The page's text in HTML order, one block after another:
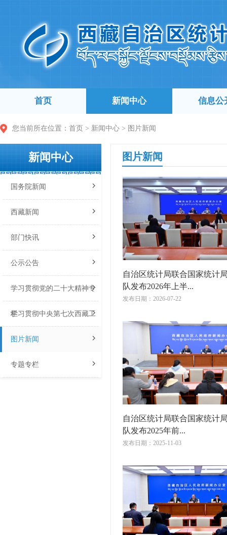
首页 新闻中心 信息公
您当前所在位置： 首页 > 新闻中心 > 图片新闻
新闻中心
国务院新闻
西藏新闻
部门快讯
公示公告
学习贯彻党的二十大精神专
栏
学习贯彻中央第七次西藏工
作座谈会专栏
图片新闻
专题专栏
图片新闻
自治区统计局联合国家统计
队发布2026年上半...
发布日期：2026-07-22
自治区统计局联合国家统计
队发布2025年前...
发布日期：2025-11-03